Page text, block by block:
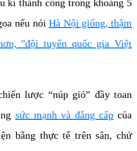
kì thành công trong khoảng 5
nếu nóiHà Nội giống, thậm
"đội tuyển quốc gia Việt
lược “núp gió” đầy toan
sức mạnh và đẳng cấpcủa
bằng thực tế trên sân, chứ